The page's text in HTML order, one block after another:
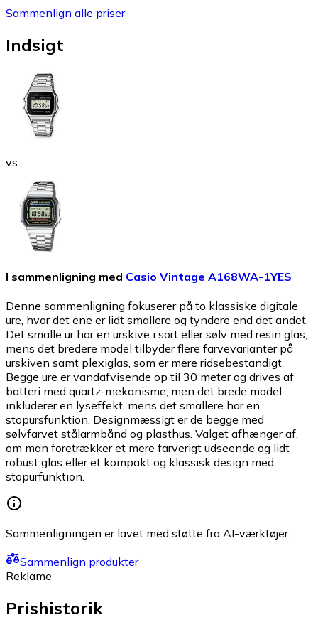
Sammenlign alle priser
Indsigt
vs.
I sammenligning med Casio Vintage A168WA-1YES
Denne sammenligning fokuserer på to klassiske digitale
ure, hvor det ene er lidt smallere og tyndere end det andet.
Det smalle ur har en urskive i sort eller sølv med resin glas,
mens det bredere model tilbyder flere farvevarianter på
urskiven samt plexiglas, som er mere ridsebestandigt.
Begge ure er vandafvisende op til 30 meter og drives af
batteri med quartz-mekanisme, men det brede model
inkluderer en lyseffekt, mens det smallere har en
stopursfunktion. Designmæssigt er de begge med
sølvfarvet stålarmbånd og plasthus. Valget afhænger af,
om man foretrækker et mere farverigt udseende og lidt
robust glas eller et kompakt og klassisk design med
stopurfunktion.
Sammenligningen er lavet med støtte fra AI-værktøjer.
Sammenlign produkter
Reklame
Prishistorik